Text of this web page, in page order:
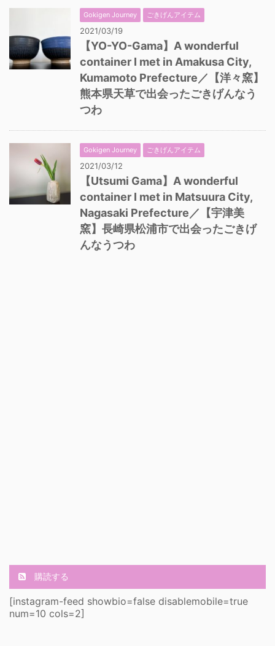
Gokigen Journey ごきげんアイテム
2021/03/19
【YO-YO-Gama】A wonderful
container I met in Amakusa City,
Kumamoto Prefecture／【洋々窯】
熊本県天草で出会ったごきげんなう
つわ
Gokigen Journey ごきげんアイテム
2021/03/12
【Utsumi Gama】A wonderful
container I met in Matsuura City,
Nagasaki Prefecture／【宇津美
窯】長崎県松浦市で出会ったごきげ
んなうつわ
購読する
[instagram-feed showbio=false disablemobile=true
num=10 cols=2]